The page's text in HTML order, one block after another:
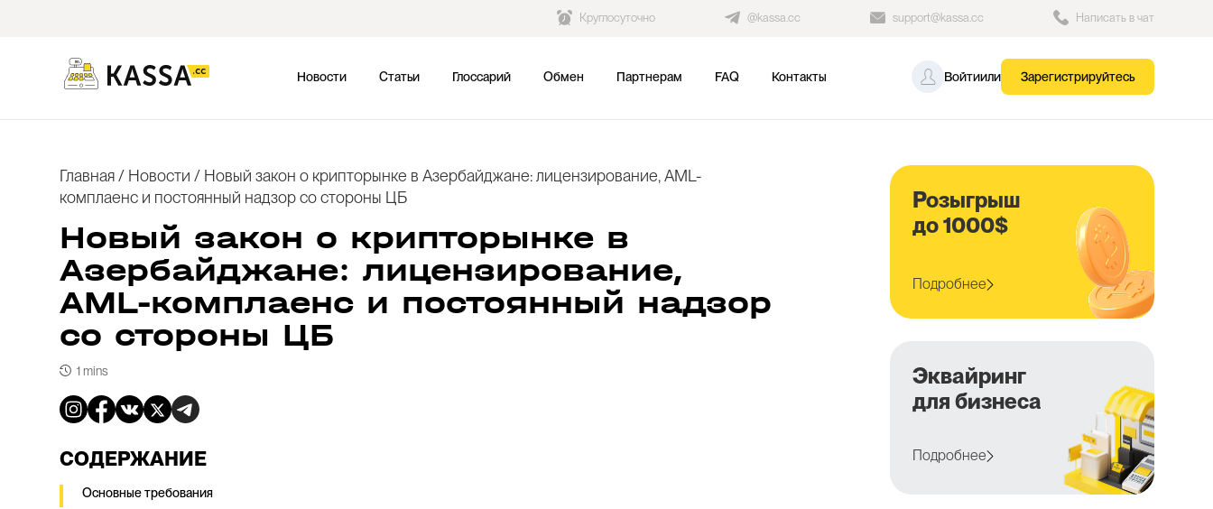
Круглосуточно @kassa.cc support@kassa.cc Написать в чат
Новости Статьи Глоссарий Обмен Партнерам FAQ Контакты Войтиили Зарегистрируйтесь
Главная / Новости / Новый закон о крипторынке в Азербайджане: лицензирование, AML-
комплаенс и постоянный надзор со стороны ЦБ
Новый закон о крипторынке в
Азербайджане: лицензирование,
AML-комплаенс и постоянный надзор
со стороны ЦБ
1 mins
СОДЕРЖАНИЕ
Основные требования
Розыгрыш
до 1000$
Подробнее
Эквайринг
для бизнеса
Подробнее